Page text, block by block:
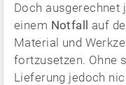
Doch ausgerechnet
einem Notfall
auf
Material und
fortzusetzen. Ohne
Lieferung jedoch